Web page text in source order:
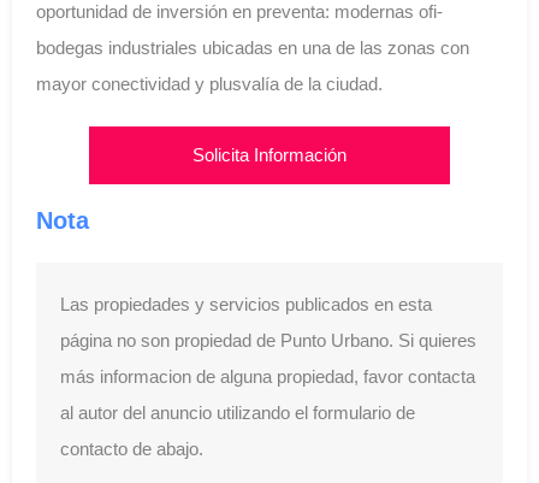
oportunidad de inversión en preventa: modernas ofi-
bodegas industriales ubicadas en una de las zonas con
mayor conectividad y plusvalía de la ciudad.
Solicita Información
Nota
Las propiedades y servicios publicados en esta
página no son propiedad de Punto Urbano. Si quieres
más informacion de alguna propiedad, favor contacta
al autor del anuncio utilizando el formulario de
contacto de abajo.